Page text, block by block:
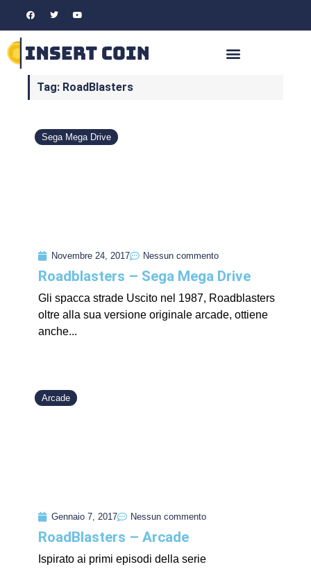
Tag: RoadBlasters
Sega Mega Drive
Novembre 24, 2017 Nessun commento
Roadblasters – Sega Mega Drive
Gli spacca strade Uscito nel 1987, Roadblasters
oltre alla sua versione originale arcade, ottiene
anche...
Arcade
Gennaio 7, 2017 Nessun commento
RoadBlasters – Arcade
Ispirato ai primi episodi della serie